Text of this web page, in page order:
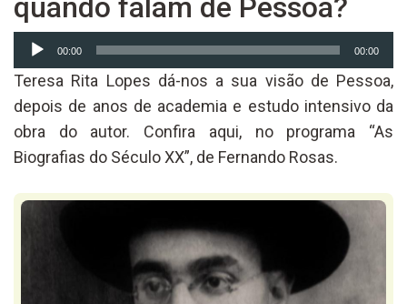
quando falam de Pessoa?
Reprodutor
de
áudio
00:00 00:00
Teresa Rita Lopes dá-nos a sua visão de Pessoa,
depois de anos de academia e estudo intensivo da
obra do autor. Confira aqui, no programa “As
Biografias do Século XX”, de Fernando Rosas.